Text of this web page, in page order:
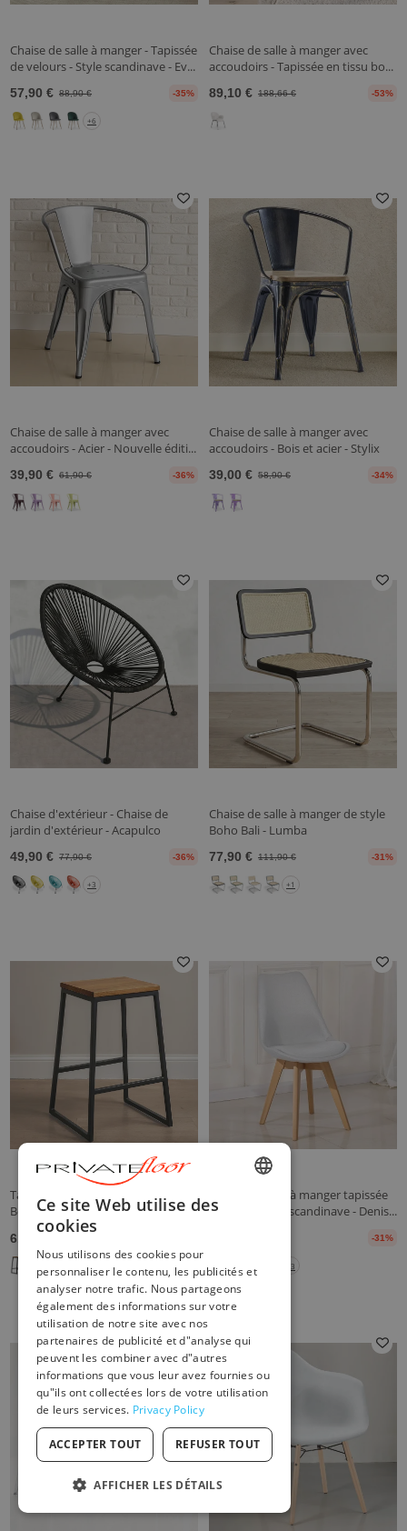
Chaise de salle à manger - Tapissée
de velours - Style scandinave - Ev...
57,90 € 88,90 € -35%
+6
Chaise de salle à manger avec
accoudoirs - Tapissée en tissu bo...
89,10 € 188,66 € -53%
Chaise de salle à manger avec
accoudoirs - Acier - Nouvelle éditi...
39,90 € 61,90 € -36%
Chaise de salle à manger avec
accoudoirs - Bois et acier - Stylix
39,00 € 58,90 € -34%
Chaise d'extérieur - Chaise de
jardin d'extérieur - Acapulco
49,90 € 77,90 € -36%
+3
Chaise de salle à manger de style
Boho Bali - Lumba
77,90 € 111,90 € -31%
+1
Tabouret de Bar Design Industriel -
Bois et Métal - 60cm - Big Boy
61,20 €
+3
Chaise de salle à manger tapissée
de tissu - Style scandinave - Denis...
-31%
+3
ENGLISH
GERMAN
PORTUGUESE
Ce site Web utilise des
cookies
Nous utilisons des cookies pour
personnaliser le contenu, les publicités et
analyser notre trafic. Nous partageons
également des informations sur votre
utilisation de notre site avec nos
partenaires de publicité et d"analyse qui
peuvent les combiner avec d"autres
informations que vous leur avez fournies ou
qu"ils ont collectées lors de votre utilisation
de leurs services. Privacy Policy
ACCEPTER TOUT REFUSER TOUT
AFFICHER LES DÉTAILS